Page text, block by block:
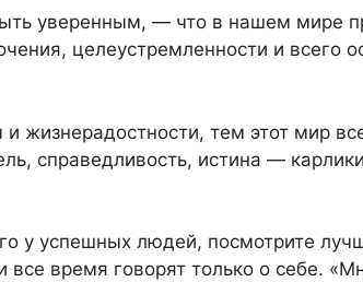
уверенным, — что в нашем мире
целеустремленности и всего
жизнерадостности, тем этот мир
справедливость, истина —
у успешных людей, посмотрите
время говорят только о себе.